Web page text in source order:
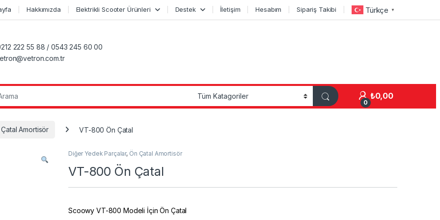
Hakkımızda Elektrikli Scooter Ürünleri Destek İletişim Hesabım Sipariş Takibi Türkçe ▼
222 55 88 / 0543 245 60 00
0
₺0,00
Amortisör VT-800 Ön Çatal
Diğer Yedek Parçalar, Ön Çatal Amortisör
VT-800 Ön Çatal
Scoowy VT-800 Modeli İçin Ön Çatal